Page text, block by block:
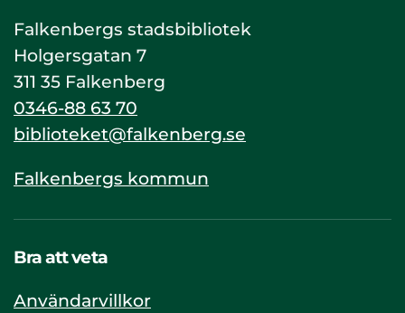
Falkenbergs stadsbibliotek
Holgersgatan 7
311 35 Falkenberg
0346-88 63 70
biblioteket@falkenberg.se
Falkenbergs kommun
Bra att veta
Användarvillkor